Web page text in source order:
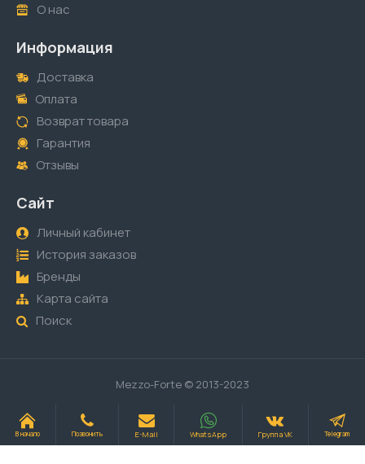
О нас
Информация
Доставка
Оплата
Возврат товара
Гарантия
Отзывы
Сайт
Личный кабинет
История заказов
Бренды
Карта сайта
Поиск
Mezzo-Forte © 2013-2023
В начало Позвонить E-Mail WhatsApp Группа VK Telegram